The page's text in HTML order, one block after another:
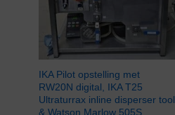
IKA Pilot opstelling met
RW20N digital, IKA T25
Ultraturrax inline disperser tool
& Watson Marlow 505S